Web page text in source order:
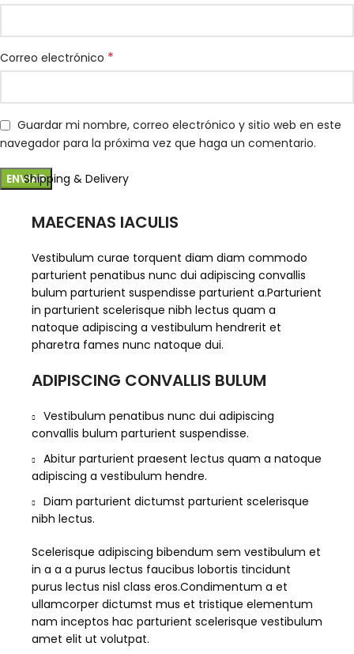
Correo electrónico *
Guardar mi nombre, correo electrónico y sitio web en este
navegador para la próxima vez que haga un comentario.
Shipping & Delivery
MAECENAS IACULIS
Vestibulum curae torquent diam diam commodo
parturient penatibus nunc dui adipiscing convallis
bulum parturient suspendisse parturient a.Parturient
in parturient scelerisque nibh lectus quam a
natoque adipiscing a vestibulum hendrerit et
pharetra fames nunc natoque dui.
ADIPISCING CONVALLIS BULUM
Vestibulum penatibus nunc dui adipiscing
convallis bulum parturient suspendisse.
Abitur parturient praesent lectus quam a natoque
adipiscing a vestibulum hendre.
Diam parturient dictumst parturient scelerisque
nibh lectus.
Scelerisque adipiscing bibendum sem vestibulum et
in a a a purus lectus faucibus lobortis tincidunt
purus lectus nisl class eros.Condimentum a et
ullamcorper dictumst mus et tristique elementum
nam inceptos hac parturient scelerisque vestibulum
amet elit ut volutpat.